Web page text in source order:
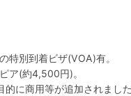
特別到着ビザ(VOA)有。
ア(約4,500円)。
に商用等が追加されまし